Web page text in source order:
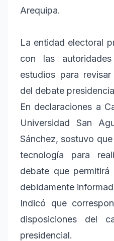
Arequipa.
La entidad electoral
con las
estudios para
del debate
En declaraciones a
Universidad San
Sánchez, sostuvo
tecnología para
debate que
debidamente
Indicó que
disposiciones del
presidencial.